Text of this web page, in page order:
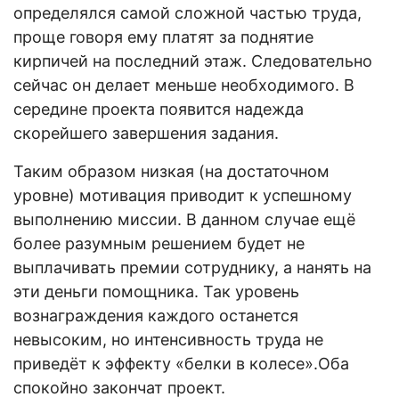
определялся самой сложной частью труда,
проще говоря ему платят за поднятие
кирпичей на последний этаж. Следовательно
сейчас он делает меньше необходимого. В
середине проекта появится надежда
скорейшего завершения задания.
Таким образом низкая (на достаточном
уровне) мотивация приводит к успешному
выполнению миссии. В данном случае ещё
более разумным решением будет не
выплачивать премии сотруднику, а нанять на
эти деньги помощника. Так уровень
вознаграждения каждого останется
невысоким, но интенсивность труда не
приведёт к эффекту «белки в колесе».Оба
спокойно закончат проект.